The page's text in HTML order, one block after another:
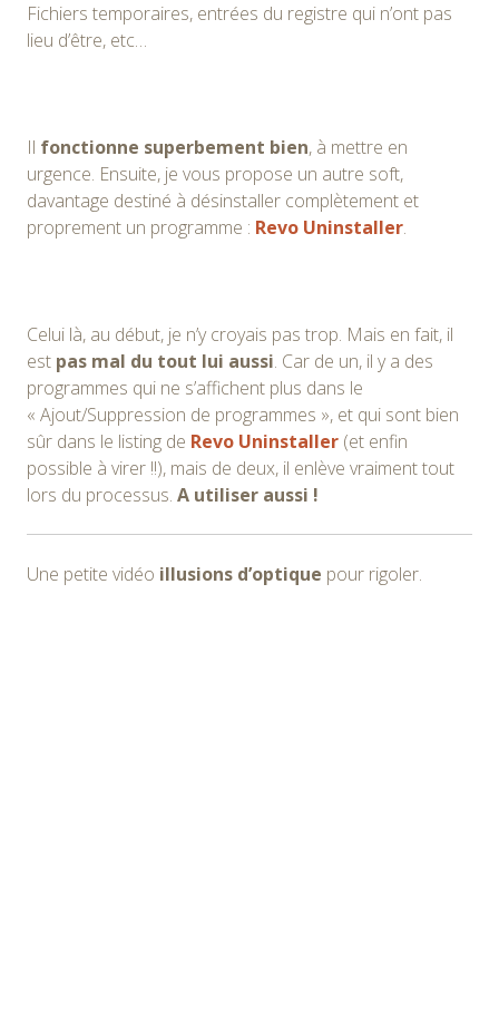
Fichiers temporaires, entrées du registre qui n’ont pas
lieu d’être, etc…
Il fonctionne superbement bien, à mettre en
urgence. Ensuite, je vous propose un autre soft,
davantage destiné à désinstaller complètement et
proprement un programme : Revo Uninstaller.
Celui là, au début, je n’y croyais pas trop. Mais en fait, il
est pas mal du tout lui aussi. Car de un, il y a des
programmes qui ne s’affichent plus dans le
« Ajout/Suppression de programmes », et qui sont bien
sûr dans le listing de Revo Uninstaller (et enfin
possible à virer !!), mais de deux, il enlève vraiment tout
lors du processus. A utiliser aussi !
Une petite vidéo illusions d’optique pour rigoler.